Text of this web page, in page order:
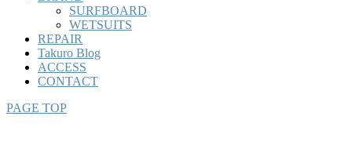
SURFBOARD
WETSUITS
REPAIR
Takuro Blog
ACCESS
CONTACT
PAGE TOP